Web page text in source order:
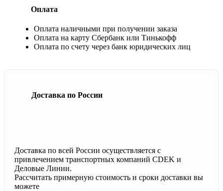
Оплата
Оплата наличными при получении заказа
Оплата на карту Сбербанк или Тинькофф
Оплата по счету через банк юридических лиц
Доставка по России
Доставка по всей России осуществляется с
привлечением транспортных компаний CDEK и
Деловые Линии.
Рассчитать примерную стоимость и сроки доставки вы
можете